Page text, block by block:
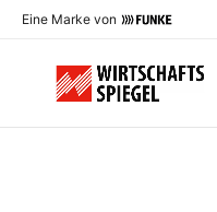
Eine Marke von